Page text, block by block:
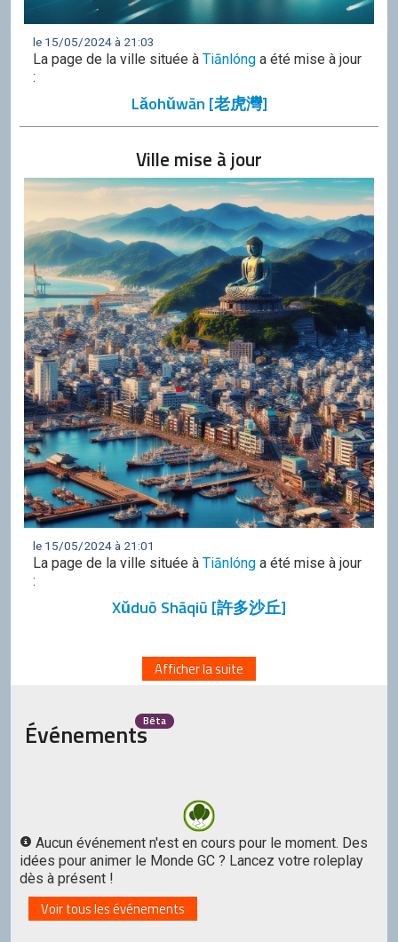
le 15/05/2024 à 21:03
La page de la ville située à Tiānlóng a été mise à jour
:
Lǎohǔwān [老虎灣]
Ville mise à jour
le 15/05/2024 à 21:01
La page de la ville située à Tiānlóng a été mise à jour
:
Xǔduō Shāqiū [許多沙丘]
Afficher la suite
ÉvénementsBêta
Aucun événement n'est en cours pour le moment. Des
idées pour animer le Monde GC ? Lancez votre roleplay
dès à présent !
Voir tous les événements